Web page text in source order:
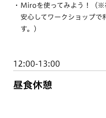
Miroを使ってみよう！（※
安心してワークショップで
す。）
12:00-13:00
昼食休憩